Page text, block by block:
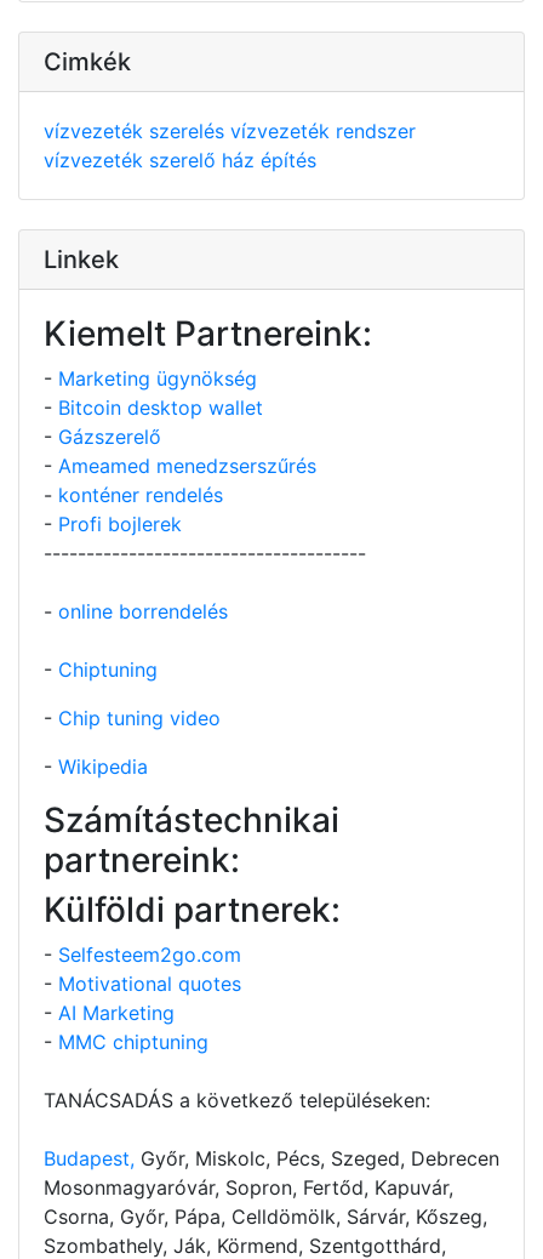
Cimkék
vízvezeték szerelés vízvezeték rendszer
vízvezeték szerelő ház építés
Linkek
Kiemelt Partnereink:
- Marketing ügynökség
- Bitcoin desktop wallet
- Gázszerelő
- Ameamed menedzserszűrés
- konténer rendelés
- Profi bojlerek
--------------------------------------
- online borrendelés
- Chiptuning
- Chip tuning video
- Wikipedia
Számítástechnikai
partnereink:
Külföldi partnerek:
- Selfesteem2go.com
- Motivational quotes
- AI Marketing
- MMC chiptuning
TANÁCSADÁS a következő településeken:
Budapest, Győr, Miskolc, Pécs, Szeged, Debrecen
Mosonmagyaróvár, Sopron, Fertőd, Kapuvár,
Csorna, Győr, Pápa, Celldömölk, Sárvár, Kőszeg,
Szombathely, Ják, Körmend, Szentgotthárd,